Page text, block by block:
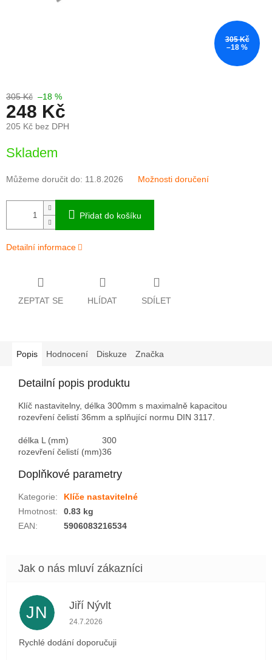
305 Kč
–18 %
305 Kč –18 %
248 Kč
205 Kč bez DPH
cena:
Skladem
Můžeme doručit do: 11.8.2026 Možnosti doručení
Přidat do košíku
Detailní informace
ZEPTAT SE HLÍDAT SDÍLET
Popis Hodnocení Diskuze Značka
Detailní popis produktu
Klíč nastavitelny, délka 300mm s maximalně kapacitou
rozevření čelistí 36mm a splňující normu DIN 3117.
délka L (mm)
300
rozevření čelistí (mm)36
Doplňkové parametry
Kategorie:
Klíče nastavitelné
Hmotnost:
0.83 kg
EAN: 5906083216534
JN Jiří Nývlt
Hodnocení obchodu je 5 z 5 hvězdiček.
24.7.2026
Rychlé dodání doporučuji